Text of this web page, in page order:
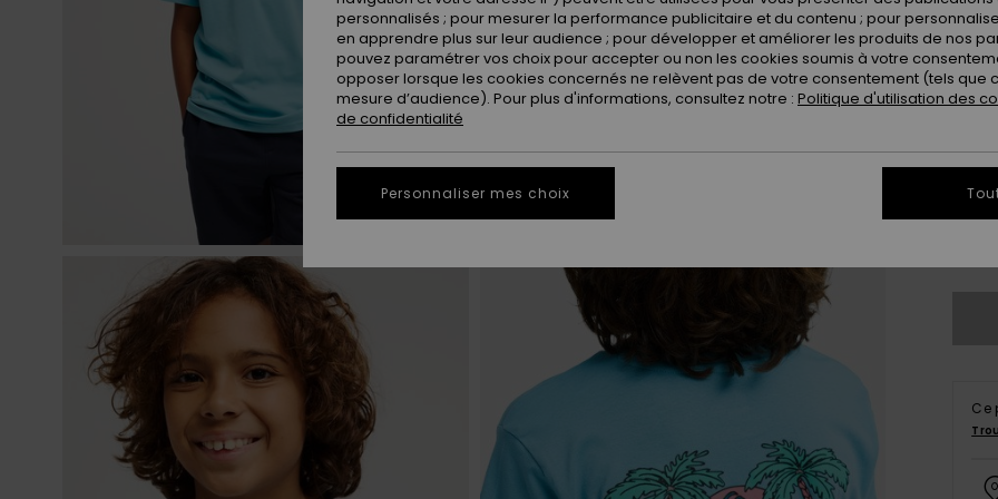
8
Ce
personnalisés ; pour mesurer la performance publicitaire et du contenu ; pour
en apprendre plus sur leur audience ; pour développer et améliorer les produits de nos
pouvez paramétrer vos choix pour accepter ou non les cookies soumis à votre
opposer lorsque les cookies concernés ne relèvent pas de votre consentement (tels que
mesure d’audience). Pour plus d'informations, consultez notre : Politique d'utilisation des
de confidentialité
Personnaliser mes choix